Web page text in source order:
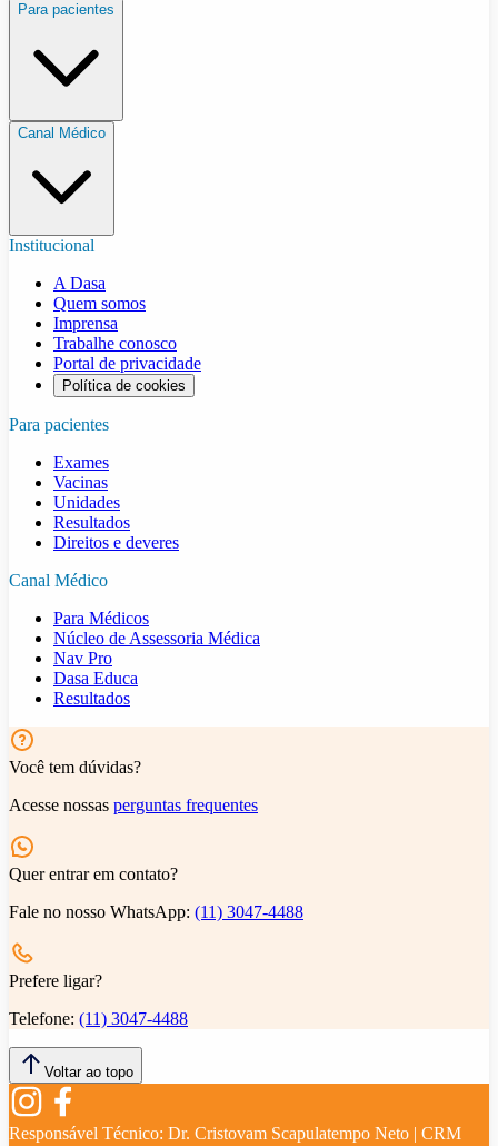
Para pacientes
Canal Médico
Institucional
A Dasa
Quem somos
Imprensa
Trabalhe conosco
Portal de privacidade
Política de cookies
Para pacientes
Exames
Vacinas
Unidades
Resultados
Direitos e deveres
Canal Médico
Para Médicos
Núcleo de Assessoria Médica
Nav Pro
Dasa Educa
Resultados
Você tem dúvidas?
Acesse nossas perguntas frequentes
Quer entrar em contato?
Fale no nosso WhatsApp: (11) 3047-4488
Prefere ligar?
Telefone: (11) 3047-4488
Voltar ao topo
Responsável Técnico: Dr. Cristovam Scapulatempo Neto | CRM